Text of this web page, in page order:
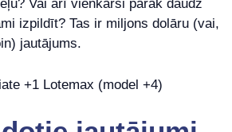
Vai arī vienkārši pārāk daudz
izpildīt? Tas ir miljons dolāru (vai,
jautājums.